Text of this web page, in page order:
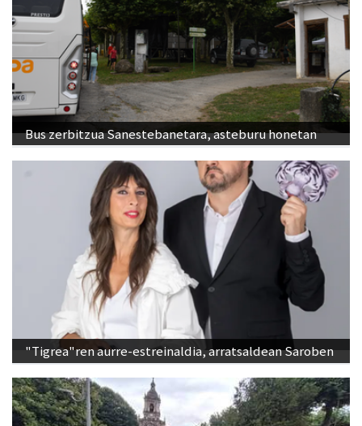
Bus zerbitzua Sanestebanetara, asteburu honetan
"Tigrea"ren aurre-estreinaldia, arratsaldean Saroben